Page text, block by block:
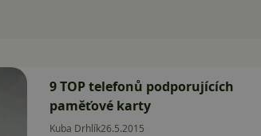
9 TOP telefonů podporujících
paměťové karty
Kuba Drhlík26.5.2015